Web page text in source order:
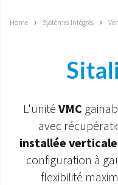
SYSTÈMES INTÉGRÉS
CONTACTS
MONDE OS
SAV ET GARANTIE
Home Systèmes Intégrés
L'unité VMC
avec
installée
configuration à
flexibilité